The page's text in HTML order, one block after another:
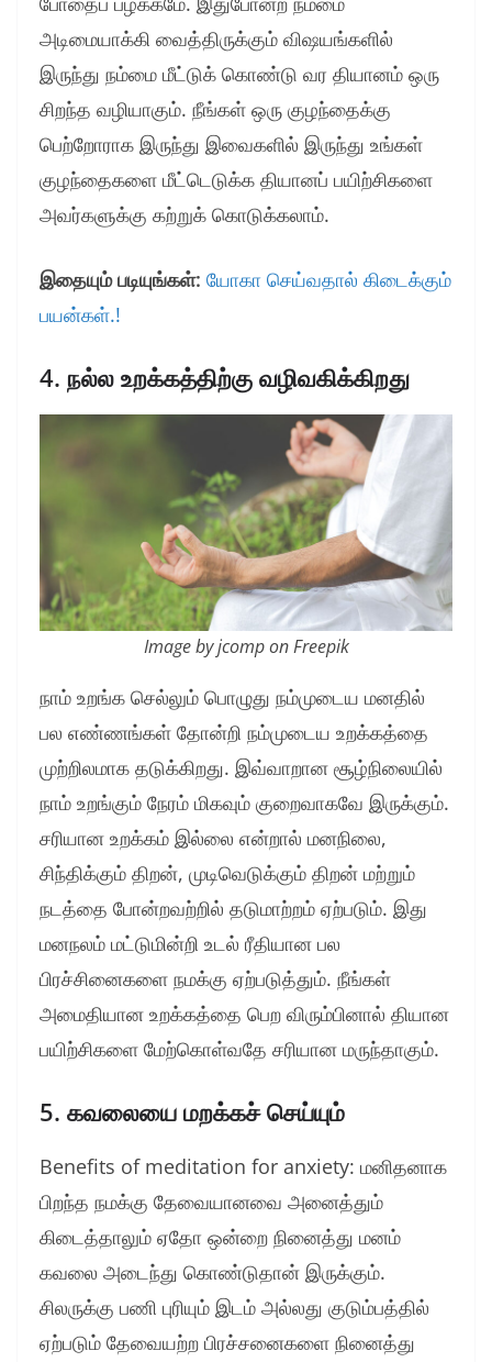
அடிமையாக்கி வைத்திருக்கும் விஷயங்களில்
இருந்து நம்மை மீட்டுக் கொண்டு வர தியானம் ஒரு
சிறந்த வழியாகும். நீங்கள் ஒரு குழந்தைக்கு
பெற்றோராக இருந்து இவைகளில் இருந்து உங்கள்
குழந்தைகளை மீட்டெடுக்க தியானப் பயிற்சிகளை
அவர்களுக்கு கற்றுக் கொடுக்கலாம்.
இதையும் படியுங்கள்: யோகா செய்வதால் கிடைக்கும்
பயன்கள்.!
4. நல்ல உறக்கத்திற்கு வழிவகிக்கிறது
Image by jcomp on Freepik
நாம் உறங்க செல்லும் பொழுது நம்முடைய மனதில்
பல எண்ணங்கள் தோன்றி நம்முடைய உறக்கத்தை
முற்றிலமாக தடுக்கிறது. இவ்வாறான சூழ்நிலையில்
நாம் உறங்கும் நேரம் மிகவும் குறைவாகவே இருக்கும்.
சரியான உறக்கம் இல்லை என்றால் மனநிலை,
சிந்திக்கும் திறன், முடிவெடுக்கும் திறன் மற்றும்
நடத்தை போன்றவற்றில் தடுமாற்றம் ஏற்படும். இது
மனநலம் மட்டுமின்றி உடல் ரீதியான பல
பிரச்சினைகளை நமக்கு ஏற்படுத்தும். நீங்கள்
அமைதியான உறக்கத்தை பெற விரும்பினால் தியான
பயிற்சிகளை மேற்கொள்வதே சரியான மருந்தாகும்.
5. கவலையை மறக்கச் செய்யும்
Benefits of meditation for anxiety: மனிதனாக
பிறந்த நமக்கு தேவையானவை அனைத்தும்
கிடைத்தாலும் ஏதோ ஒன்றை நினைத்து மனம்
கவலை அடைந்து கொண்டுதான் இருக்கும்.
சிலருக்கு பணி புரியும் இடம் அல்லது குடும்பத்தில்
ஏற்படும் தேவையற்ற பிரச்சனைகளை நினைத்து